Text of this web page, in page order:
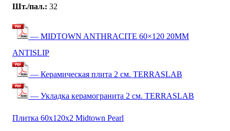
Шт./пал.: 32
— MIDTOWN ANTHRACITE 60×120 20MM
ANTISLIP
— Керамическая плита 2 см. TERRASLAB
— Укладка керамогранита 2 см. TERRASLAB
Плитка 60x120x2 Midtown Pearl